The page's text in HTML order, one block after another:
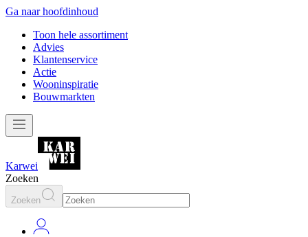
Ga naar hoofdinhoud
Toon hele assortiment
Advies
Klantenservice
Actie
Wooninspiratie
Bouwmarkten
Karwei
Zoeken
Zoeken